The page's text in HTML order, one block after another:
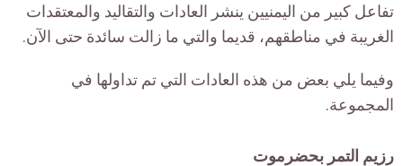
تفاعل كبير من اليمنيين ينشر العادات والتقاليد والمعتقدات
الغريبة في مناطقهم، قديما والتي ما زالت سائدة حتى الآن.
وفيما يلي بعض من هذه العادات التي تم تداولها في
المجموعة.
رزيم التمر بحضرموت